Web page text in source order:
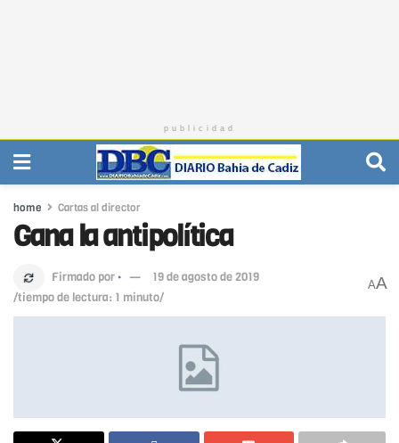
publicidad
home Cartas al director
Gana la antipolítica
Firmado por ·
19 de agosto de 2019
/tiempo de lectura: 1 minuto/
AA